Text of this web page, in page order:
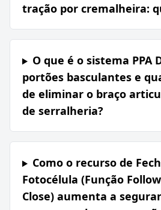
tração por cremalheira:
O que é o sistema PPA
portões basculantes e
de eliminar o braço
de serralheria?
Como o recurso de
Fotocélula (Função
Close) aumenta a